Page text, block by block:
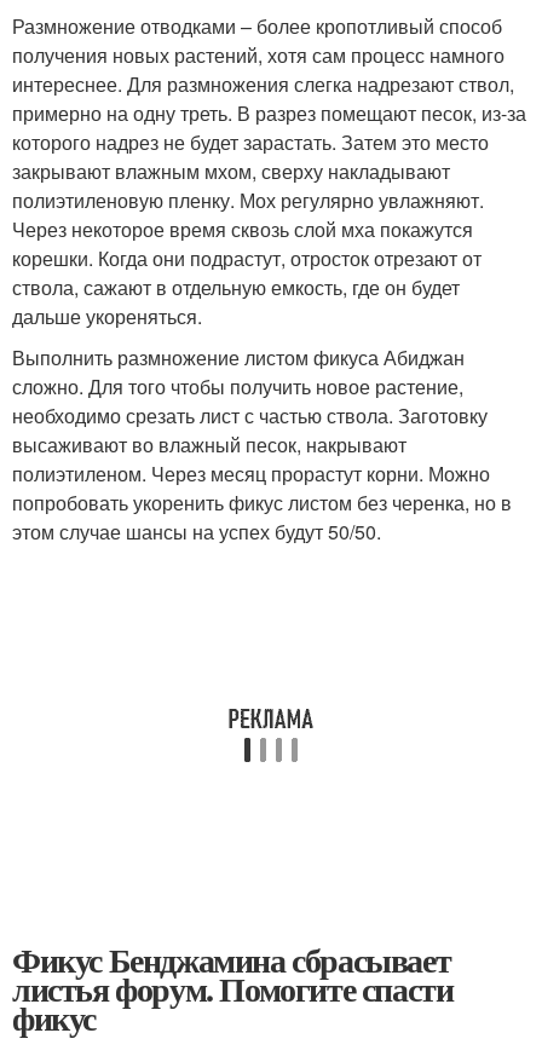
Размножение отводками – более кропотливый способ
получения новых растений, хотя сам процесс намного
интереснее. Для размножения слегка надрезают ствол,
примерно на одну треть. В разрез помещают песок, из-за
которого надрез не будет зарастать. Затем это место
закрывают влажным мхом, сверху накладывают
полиэтиленовую пленку. Мох регулярно увлажняют.
Через некоторое время сквозь слой мха покажутся
корешки. Когда они подрастут, отросток отрезают от
ствола, сажают в отдельную емкость, где он будет
дальше укореняться.
Выполнить размножение листом фикуса Абиджан
сложно. Для того чтобы получить новое растение,
необходимо срезать лист с частью ствола. Заготовку
высаживают во влажный песок, накрывают
полиэтиленом. Через месяц прорастут корни. Можно
попробовать укоренить фикус листом без черенка, но в
этом случае шансы на успех будут 50/50.
Фикус Бенджамина сбрасывает
листья форум. Помогите спасти
фикус